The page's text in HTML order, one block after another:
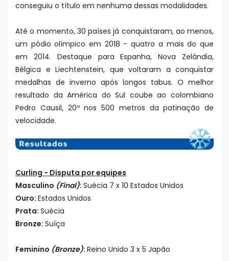
conseguiu o título em nenhuma dessas modalidades.
Até o momento, 30 países já conquistaram, ao menos,
um pódio olímpico em 2018 - quatro a mais do que
em 2014. Destaque para Espanha, Nova Zelândia,
Bélgica e Liechtenstein, que voltaram a conquistar
medalhas de inverno após longos tabus. O melhor
resultado da América do Sul coube ao colombiano
Pedro Causil, 20º nos 500 metros da patinação de
velocidade.
Curling - Disputa por equipes
Masculino (Final): Suécia 7 x 10 Estados Unidos
Ouro: Estados Unidos
Prata: Suécia
Bronze: Suíça
Feminino (Bronze): Reino Unido 3 x 5 Japão